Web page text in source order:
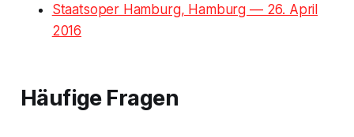
Staatsoper Hamburg, Hamburg — 26. April
2016
Häufige Fragen